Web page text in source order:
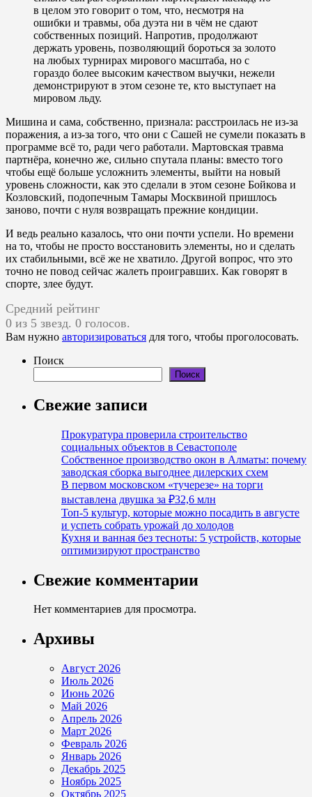
в целом это говорит о том, что, несмотря на
ошибки и травмы, оба дуэта ни в чём не сдают
собственных позиций. Напротив, продолжают
держать уровень, позволяющий бороться за золото
на любых турнирах мирового масштаба, но с
гораздо более высоким качеством выучки, нежели
демонстрируют в этом сезоне те, кто выступает на
мировом льду.
Мишина и сама, собственно, признала: расстроилась не из-за
поражения, а из-за того, что они с Сашей не сумели показать в
программе всё то, ради чего работали. Мартовская травма
партнёра, конечно же, сильно спутала планы: вместо того
чтобы ещё больше усложнить элементы, выйти на новый
уровень сложности, как это сделали в этом сезоне Бойкова и
Козловский, подопечным Тамары Москвиной пришлось
заново, почти с нуля возвращать прежние кондиции.
И ведь реально казалось, что они почти успели. Но времени
на то, чтобы не просто восстановить элементы, но и сделать
их стабильными, всё же не хватило. Другой вопрос, что это
точно не повод сейчас жалеть проигравших. Как говорят в
спорте, злее будут.
Средний рейтинг
0 из 5 звезд. 0 голосов.
Вам нужно авторизироваться для того, чтобы проголосовать.
Поиск
Поиск
Свежие записи
Прокуратура проверила строительство
социальных объектов в Севастополе
Собственное производство окон в Алматы: почему
заводская сборка выгоднее дилерских схем
В первом московском «тучерезе» на торги
выставлена двушка за ₽32,6 млн
Топ-5 культур, которые можно посадить в августе
и успеть собрать урожай до холодов
Кухня и ванная без тесноты: 5 устройств, которые
оптимизируют пространство
Свежие комментарии
Нет комментариев для просмотра.
Архивы
Август 2026
Июль 2026
Июнь 2026
Май 2026
Апрель 2026
Март 2026
Февраль 2026
Январь 2026
Декабрь 2025
Ноябрь 2025
Октябрь 2025